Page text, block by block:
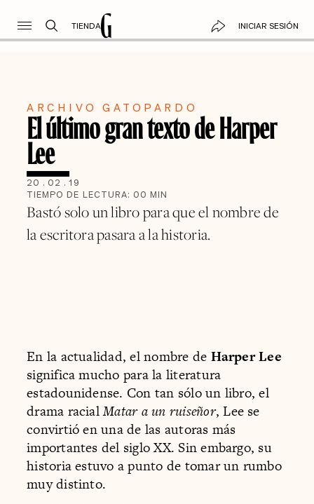
TIENDA INICIAR SESIÓN
ARCHIVO GATOPARDO
El último gran texto de Harper
Lee
20 . 02 . 19
TIEMPO DE LECTURA: 00 MIN
Bastó solo un libro para que el nombre de
la escritora pasara a la historia.
En la actualidad, el nombre de Harper Lee
significa mucho para la literatura
estadounidense. Con tan sólo un libro, el
drama racialMatar a un ruiseñor, Lee se
convirtió en una de las autoras más
importantes del siglo XX. Sin embargo, su
historia estuvo a punto de tomar un rumbo
muy distinto.